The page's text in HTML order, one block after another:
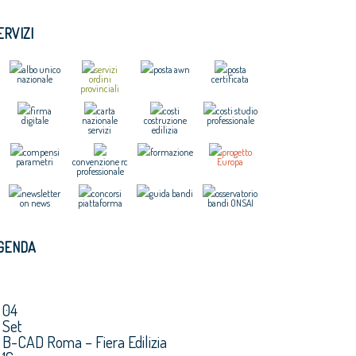
albo unico
nazionale
servizi
ordini
provinciali
posta awn
posta
certificata
firma
digitale
carta
nazionale
servizi
costi
costruzione
edilizia
costi studio
professionale
compensi
parametri
convenzione rc
professionale
formazione
progetto
Europa
newsletter
on news
concorsi
piattaforma
guida bandi
osservatorio
bandi ONSAI
04
Set
B-CAD Roma – Fiera Edilizia